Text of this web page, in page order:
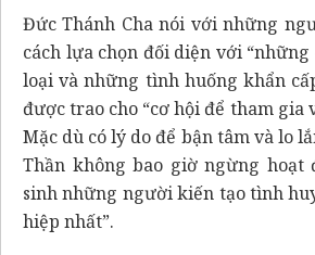
Đức Thánh Cha nói với những
cách lựa chọn đối diện với
loại và những tình huống khẩn
được trao cho “cơ hội để tham gia
Mặc dù có lý do để bận tâm và lo
Thần không bao giờ ngừng hoạt
sinh những người kiến tạo tình
hiệp nhất”.